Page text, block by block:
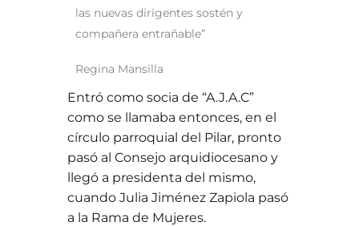
las nuevas dirigentes sostén y
compañera entrañable”
Regina Mansilla
Entró como socia de “A.J.A.C”
como se llamaba entonces, en el
círculo parroquial del Pilar, pronto
pasó al Consejo arquidiocesano y
llegó a presidenta del mismo,
cuando Julia Jiménez Zapiola pasó
a la Rama de Mujeres.